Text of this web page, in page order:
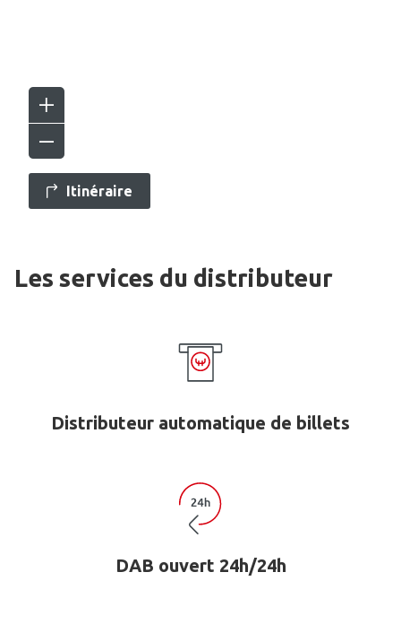
Itinéraire
Les services du distributeur
Distributeur automatique de billets
DAB ouvert 24h/24h